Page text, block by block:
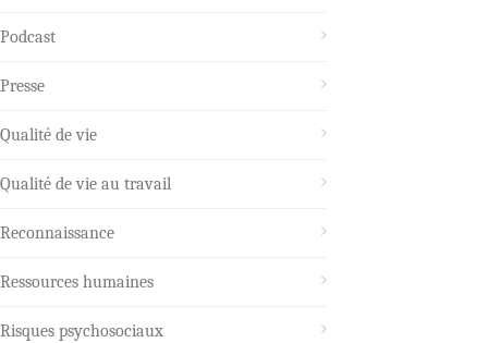
Podcast
Presse
Qualité de vie
Qualité de vie au travail
Reconnaissance
Ressources humaines
Risques psychosociaux